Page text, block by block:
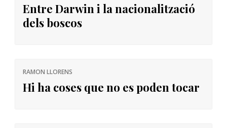
Entre Darwin i la nacionalització
dels boscos
RAMON LLORENS
Hi ha coses que no es poden tocar